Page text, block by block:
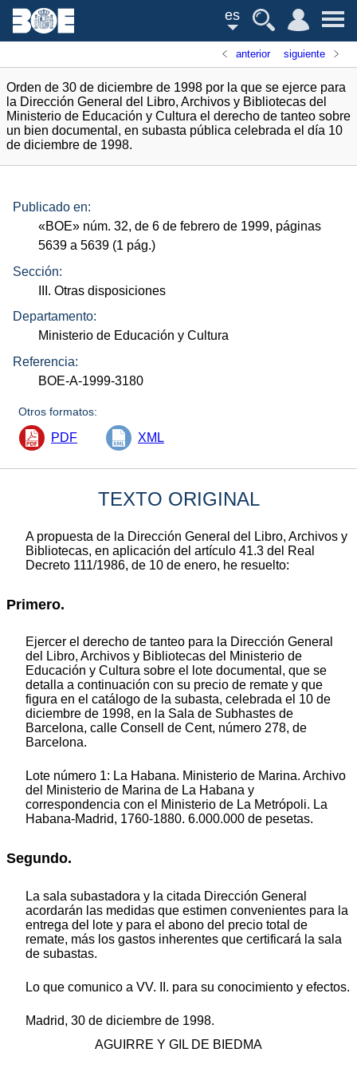
es
anterior siguiente
Orden de 30 de diciembre de 1998 por la que se ejerce para
la Dirección General del Libro, Archivos y Bibliotecas del
Ministerio de Educación y Cultura el derecho de tanteo sobre
un bien documental, en subasta pública celebrada el día 10
de diciembre de 1998.
Publicado en:
«BOE» núm. 32, de 6 de febrero de 1999, páginas
5639 a 5639 (1 pág.)
Sección:
III. Otras disposiciones
Departamento:
Ministerio de Educación y Cultura
Referencia:
BOE-A-1999-3180
Otros formatos:
PDF XML
TEXTO ORIGINAL
A propuesta de la Dirección General del Libro, Archivos y
Bibliotecas, en aplicación del artículo 41.3 del Real
Decreto 111/1986, de 10 de enero, he resuelto:
Primero.
Ejercer el derecho de tanteo para la Dirección General
del Libro, Archivos y Bibliotecas del Ministerio de
Educación y Cultura sobre el lote documental, que se
detalla a continuación con su precio de remate y que
figura en el catálogo de la subasta, celebrada el 10 de
diciembre de 1998, en la Sala de Subhastes de
Barcelona, calle Consell de Cent, número 278, de
Barcelona.
Lote número 1: La Habana. Ministerio de Marina. Archivo
del Ministerio de Marina de La Habana y
correspondencia con el Ministerio de La Metrópoli. La
Habana-Madrid, 1760-1880. 6.000.000 de pesetas.
Segundo.
La sala subastadora y la citada Dirección General
acordarán las medidas que estimen convenientes para la
entrega del lote y para el abono del precio total de
remate, más los gastos inherentes que certificará la sala
de subastas.
Lo que comunico a VV. II. para su conocimiento y efectos.
Madrid, 30 de diciembre de 1998.
AGUIRRE Y GIL DE BIEDMA